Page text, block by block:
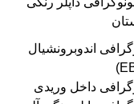
اندوبرونشیال
داخل وریدی